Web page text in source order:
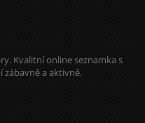
Kvalitní online seznamka s
zábavně a aktivně.